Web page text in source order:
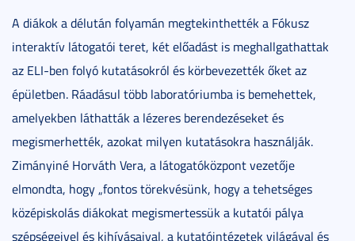
A diákok a délután folyamán megtekinthették a Fókusz
interaktív látogatói teret, két előadást is meghallgathattak
az ELI-ben folyó kutatásokról és körbevezették őket az
épületben. Ráadásul több laboratóriumba is bemehettek,
amelyekben láthatták a lézeres berendezéseket és
megismerhették, azokat milyen kutatásokra használják.
Zimányiné Horváth Vera, a látogatóközpont vezetője
elmondta, hogy „fontos törekvésünk, hogy a tehetséges
középiskolás diákokat megismertessük a kutatói pálya
szépségeivel és kihívásaival, a kutatóintézetek világával és